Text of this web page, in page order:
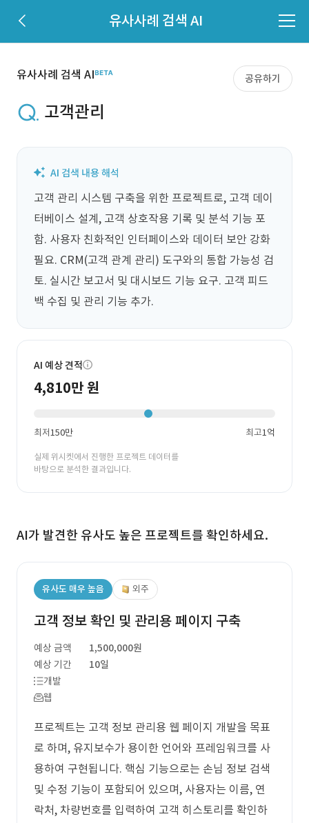
유사사례 검색 AI
유사사례 검색 AI 공유하기
고객관리
고객 관리 시스템 구축을 위한 프로젝트로, 고객 데이
터베이스 설계, 고객 상호작용 기록 및 분석 기능 포
함. 사용자 친화적인 인터페이스와 데이터 보안 강화
필요. CRM(고객 관계 관리) 도구와의 통합 가능성 검
토. 실시간 보고서 및 대시보드 기능 요구. 고객 피드
백 수집 및 관리 기능 추가.
AI 예상 견적
4,810만 원
최저150만 최고1억
실제 위시켓에서 진행한 프로젝트 데이터를
바탕으로 분석한 결과입니다.
AI가 발견한 유사도 높은 프로젝트를 확인하세요.
유사도 매우 높음 외주
고객 정보 확인 및 관리용 페이지 구축
예상 금액
1,500,000원
예상 기간
10일
개발
웹
프로젝트는 고객 정보 관리용 웹 페이지 개발을 목표
로 하며, 유지보수가 용이한 언어와 프레임워크를 사
용하여 구현됩니다. 핵심 기능으로는 손님 정보 검색
및 수정 기능이 포함되어 있으며, 사용자는 이름, 연
락처, 차량번호를 입력하여 고객 히스토리를 확인하